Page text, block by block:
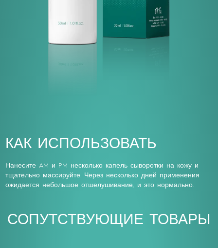
КАК ИСПОЛЬЗОВАТЬ
Нанесите AM и PM несколько капель сыворотки на кожу и
тщательно массируйте. Через несколько дней применения
ожидается небольшое отшелушивание, и это нормально.
СОПУТСТВУЮЩИЕ ТОВАРЫ